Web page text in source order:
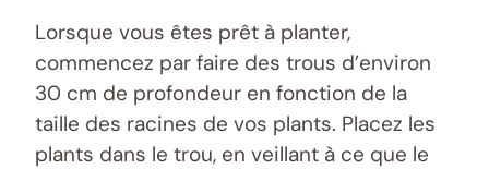
Lorsque vous êtes prêt à planter,
commencez par faire des trous d’environ
30 cm de profondeur en fonction de la
taille des racines de vos plants. Placez les
plants dans le trou, en veillant à ce que le